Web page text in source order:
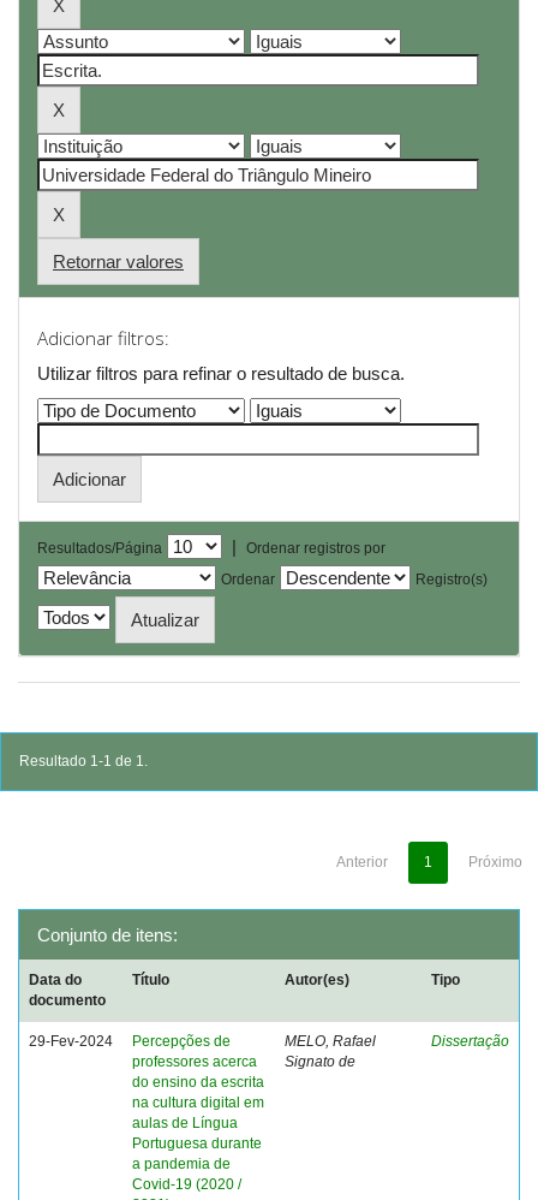
Retornar valores
Adicionar filtros:
Utilizar filtros para refinar o resultado de busca.
Resultados/Página |
Ordenar registros por
Ordenar
Registro(s)
Resultado 1-1 de 1.
Anterior 1 Próximo
Conjunto de itens:
Data do
documento
Título Autor(es) Tipo
29-Fev-2024
Percepções de
professores acerca
do ensino da escrita
na cultura digital em
aulas de Língua
Portuguesa durante
a pandemia de
Covid-19 (2020 /
MELO, Rafael
Signato de
Dissertação